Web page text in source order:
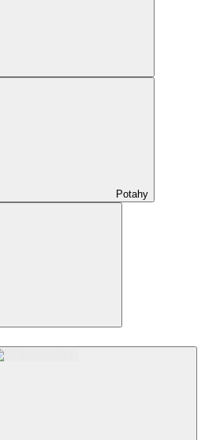
Potahy